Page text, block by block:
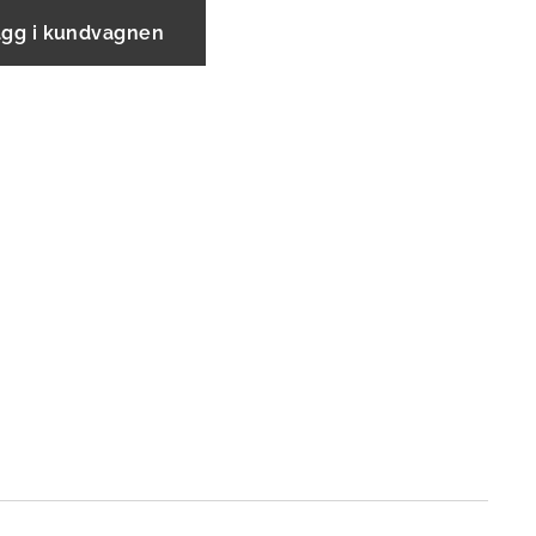
i kundvagnen